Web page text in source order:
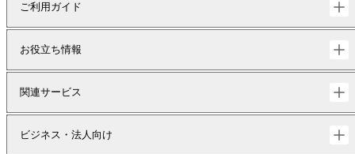
ご利用ガイド
お役立ち情報
関連サービス
ビジネス・法人向け